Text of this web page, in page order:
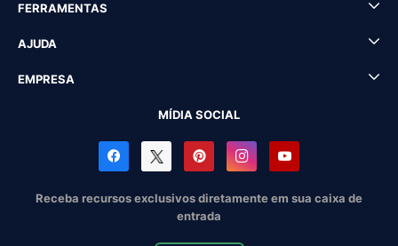
FERRAMENTAS
AJUDA
EMPRESA
MÍDIA SOCIAL
Receba recursos exclusivos diretamente em sua caixa de
entrada